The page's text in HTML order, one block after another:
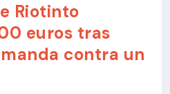
Riotinto
euros tras
contra un